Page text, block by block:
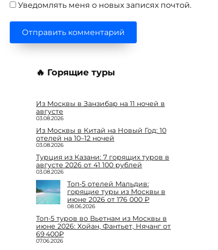
Уведомлять меня о новых записях почтой.
🔥 Горящие туры
Из Москвы в Занзибар на 11 ночей в
августе
03.08.2026
Из Москвы в Китай на Новый Год: 10
отелей на 10–12 ночей
03.08.2026
Турция из Казани: 7 горящих туров в
августе 2026 от 41 100 рублей
03.08.2026
Топ-5 отелей Мальдив:
горящие туры из Москвы в
июне 2026 от 176 000 ₽
08.06.2026
Топ-5 туров во Вьетнам из Москвы в
июне 2026: Хойан, Фантьет, Нячанг от
69 400₽
07.06.2026